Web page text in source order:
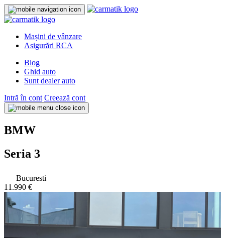
Mașini de vânzare
Asigurări RCA
Blog
Ghid auto
Sunt dealer auto
Intră în cont Creează cont
BMW
Seria 3
Bucuresti
11.990 €